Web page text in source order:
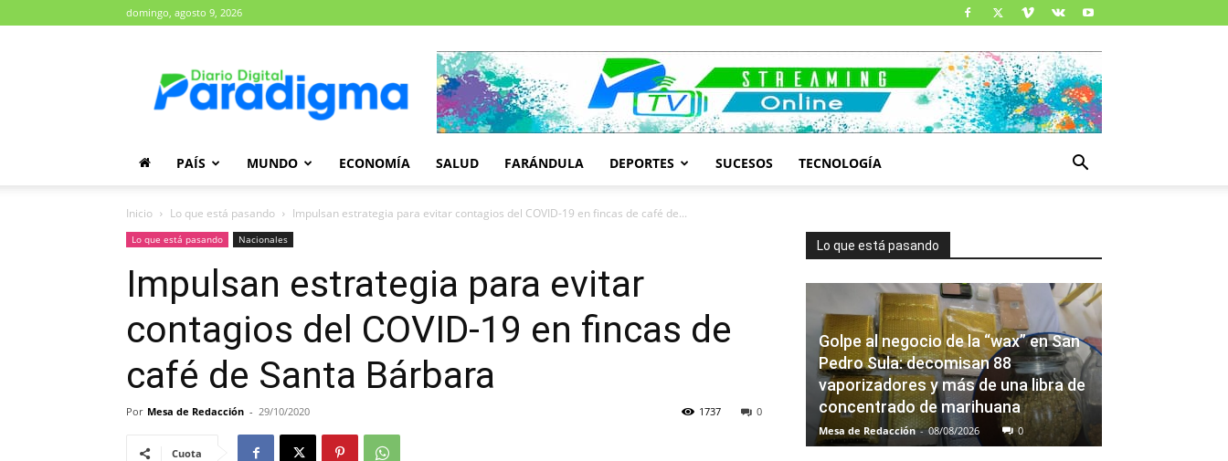
domingo, agosto 9, 2026
Paradigma
PAÍS MUNDO ECONOMÍA SALUD FARÁNDULA DEPORTES SUCESOS TECNOLOGÍA
Inicio Lo que está pasando Impulsan estrategia para evitar contagios del COVID-19 en fincas de café de...
Lo que está pasando Nacionales
Impulsan estrategia para evitar
contagios del COVID-19 en fincas de
café de Santa Bárbara
Por Mesa de Redacción - 29/10/2020 0
1737
Cuota
Lo que está pasando
Golpe al negocio de la “wax” en San
Pedro Sula: decomisan 88
vaporizadores y más de una libra de
concentrado de marihuana
Mesa de Redacción - 08/08/2026 0